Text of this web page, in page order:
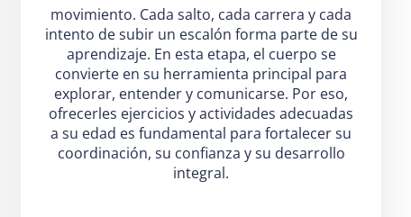
movimiento. Cada salto, cada carrera y cada
intento de subir un escalón forma parte de su
aprendizaje. En esta etapa, el cuerpo se
convierte en su herramienta principal para
explorar, entender y comunicarse. Por eso,
ofrecerles ejercicios y actividades adecuadas
a su edad es fundamental para fortalecer su
coordinación, su confianza y su desarrollo
integral.